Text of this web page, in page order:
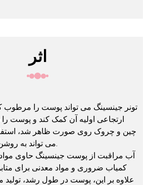
اثر
تونر جینسینگ می تواند پوست را مرطوب
ارتجاعی اولیه آن کمک کند و پوست را
چین و چروک روی صورت ظاهر شد،
می تواند به روشن شدن آنها کمک کند.
آب مراقبت از پوست جینسینگ حاوی
کمیاب ضروری و مواد معدنی برای
علاوه بر این، پوست در طول رشد، تولید